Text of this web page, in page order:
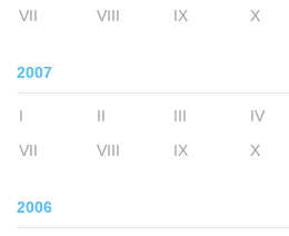
VII
VIII IX X
2007
I II III IV
VII
VIII IX X
2006